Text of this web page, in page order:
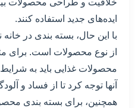
خلاقیت و طراحی محصولات
ایده‌های جدید استفاده کنند.
با این حال، بسته بندی در
از نوع محصولات است. برای
محصولات غذایی باید به
آنها توجه کرد تا از فساد و
همچنین، برای بسته بندی